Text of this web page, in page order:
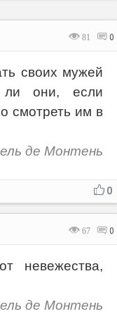
81 0
своих мужей
они, если
смотреть им в
де Монтень
0
67 0
невежества,
де Монтень